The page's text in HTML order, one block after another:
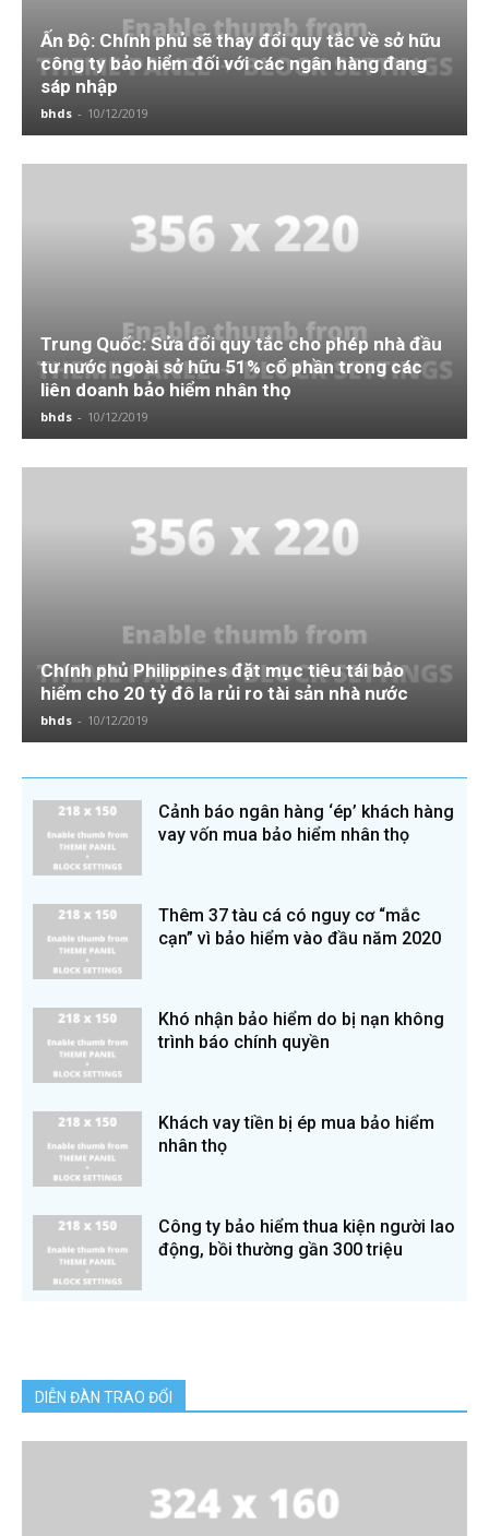
Ấn Độ: Chính phủ sẽ thay đổi quy tắc về sở hữu
công ty bảo hiểm đối với các ngân hàng đang
sáp nhập
bhds - 10/12/2019
Trung Quốc: Sửa đổi quy tắc cho phép nhà đầu
tư nước ngoài sở hữu 51% cổ phần trong các
liên doanh bảo hiểm nhân thọ
bhds - 10/12/2019
Chính phủ Philippines đặt mục tiêu tái bảo
hiểm cho 20 tỷ đô la rủi ro tài sản nhà nước
bhds - 10/12/2019
Cảnh báo ngân hàng ‘ép’ khách hàng
vay vốn mua bảo hiểm nhân thọ
Thêm 37 tàu cá có nguy cơ “mắc
cạn” vì bảo hiểm vào đầu năm 2020
Khó nhận bảo hiểm do bị nạn không
trình báo chính quyền
Khách vay tiền bị ép mua bảo hiểm
nhân thọ
Công ty bảo hiểm thua kiện người lao
động, bồi thường gần 300 triệu
DIỄN ĐÀN TRAO ĐỔI